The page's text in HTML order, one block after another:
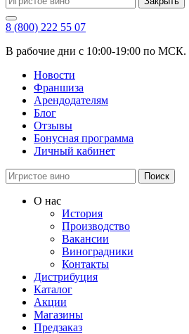
8 (800) 222 55 07
В рабочие дни с 10:00-19:00 по МСК.
Новости
Франшиза
Арендодателям
Блог
Отзывы
Бонусная программа
Личный кабинет
Поиск
О нас
История
Производство
Вакансии
Виноградники
Контакты
Дистрибуция
Каталог
Акции
Магазины
Предзаказ